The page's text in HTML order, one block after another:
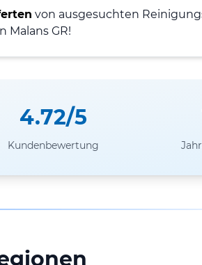
von ausgesuchten
Malans GR!
4.72/5
Kundenbewertung